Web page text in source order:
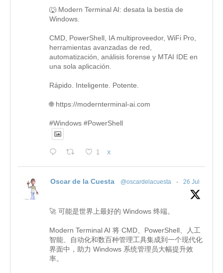
🐺 Modern Terminal AI: desata la bestia de
Windows.
CMD, PowerShell, IA multiproveedor, WiFi Pro,
herramientas avanzadas de red,
automatización, análisis forense y MTAI IDE en
una sola aplicación.
Rápido. Inteligente. Potente.
🌐 https://modernterminal-ai.com
#Windows #PowerShell
1 X
Oscar de la Cuesta @oscardelacuesta · 26 Jul
🚀 可能是世界上最好的 Windows 终端。
Modern Terminal AI 将 CMD、PowerShell、人工
智能、自动化和数百种管理工具集成到一个现代化
界面中，助力 Windows 系统管理员大幅提升效
率。